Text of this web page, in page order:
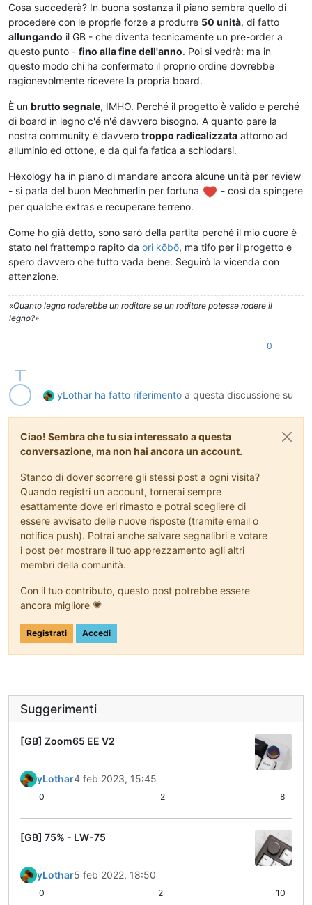
Cosa succederà? In buona sostanza il piano sembra quello di
procedere con le proprie forze a produrre 50 unità, di fatto
allungando il GB - che diventa tecnicamente un pre-order a
questo punto - fino alla fine dell'anno. Poi si vedrà: ma in
questo modo chi ha confermato il proprio ordine dovrebbe
ragionevolmente ricevere la propria board.
È un brutto segnale, IMHO. Perché il progetto è valido e perché
di board in legno c'é n'é davvero bisogno. A quanto pare la
nostra community è davvero troppo radicalizzata attorno ad
alluminio ed ottone, e da qui fa fatica a schiodarsi.
Hexology ha in piano di mandare ancora alcune unità per review
- si parla del buon Mechmerlin per fortuna
- così da spingere
per qualche extras e recuperare terreno.
Come ho già detto, sono sarò della partita perché il mio cuore è
stato nel frattempo rapito da ori kōbō, ma tifo per il progetto e
spero davvero che tutto vada bene. Seguirò la vicenda con
attenzione.
«Quanto legno roderebbe un roditore se un roditore potesse rodere il
legno?»
0
yLothar ha fatto riferimento a questa discussione su
Ciao! Sembra che tu sia interessato a questa
conversazione, ma non hai ancora un account.
Stanco di dover scorrere gli stessi post a ogni visita?
Quando registri un account, tornerai sempre
esattamente dove eri rimasto e potrai scegliere di
essere avvisato delle nuove risposte (tramite email o
notifica push). Potrai anche salvare segnalibri e votare
i post per mostrare il tuo apprezzamento agli altri
membri della comunità.
Con il tuo contributo, questo post potrebbe essere
ancora migliore 💗
Registrati Accedi
Suggerimenti
[GB] Zoom65 EE V2
yLothar4 feb 2023, 15:45
0 2 8
[GB] 75% - LW-75
yLothar5 feb 2022, 18:50
0 2 10